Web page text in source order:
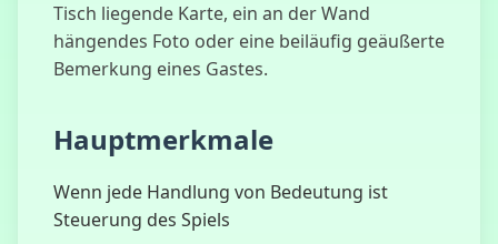
Five Nights at
Freddy's 3
Tisch liegende Karte, ein an der Wand
hängendes Foto oder eine beiläufig geäußerte
Bemerkung eines Gastes.
Hauptmerkmale
Wenn jede Handlung von Bedeutung ist
Steuerung des Spiels